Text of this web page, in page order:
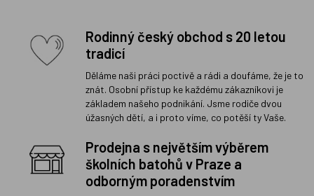
Rodinný český obchod s 20 letou
tradicí
Děláme naši práci poctivě a rádi a doufáme, že je to
znát. Osobní přístup ke každému zákazníkovi je
základem našeho podnikání. Jsme rodiče dvou
úžasných dětí, a i proto víme, co potěší ty Vaše.
Prodejna s největším výběrem
školních batohů v Praze a
odborným poradenstvím